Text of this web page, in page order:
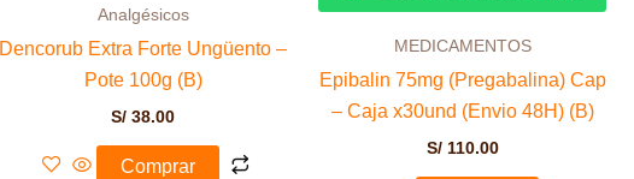
Analgésicos
Dencorub Extra Forte Ungüento –
Pote 100g (B)
S/ 38.00
Comprar
MEDICAMENTOS
Epibalin 75mg (Pregabalina) Cap
– Caja x30und (Envio 48H) (B)
S/110.00